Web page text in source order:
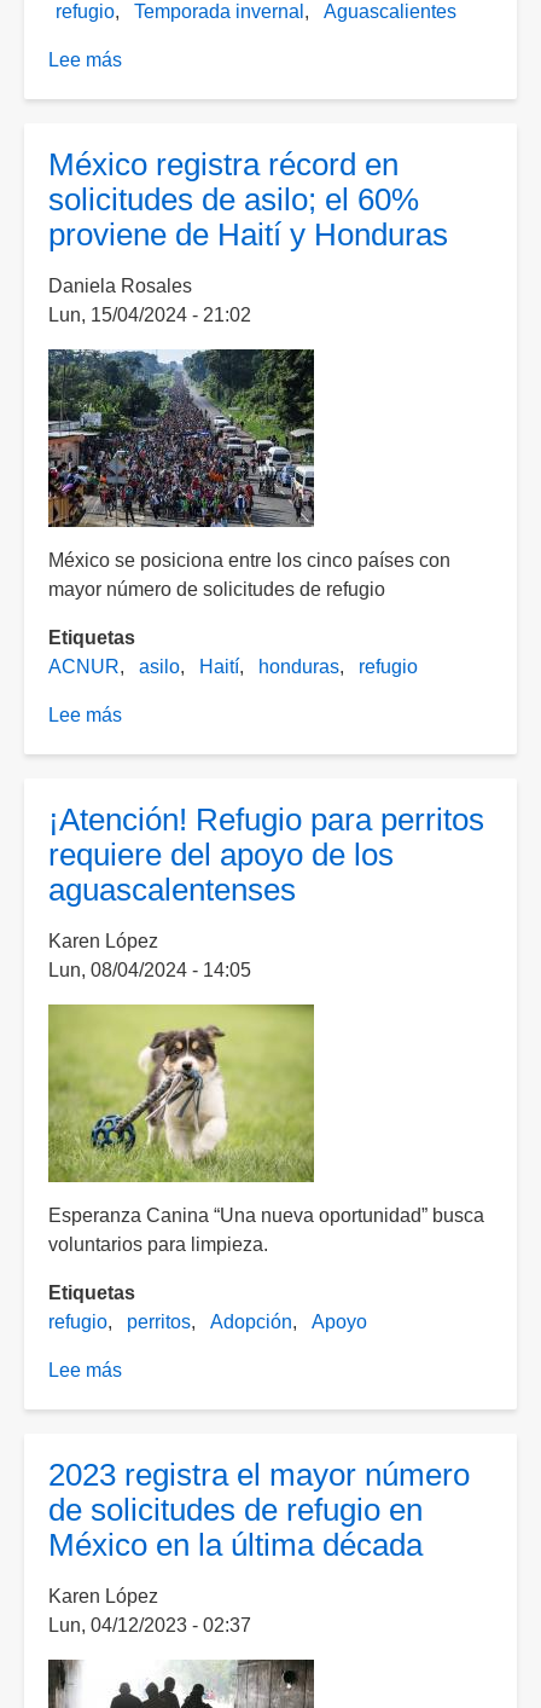
refugio
Temporada invernal Aguascalientes
Lee más
para
atención
durante
invernal
en
Aguascalientes
México registra récord en
solicitudes de asilo; el 60%
proviene de Haití y Honduras
Daniela Rosales
Lun, 15/04/2024 - 21:02
México se posiciona entre los cinco países con
mayor número de solicitudes de refugio
Etiquetas
ACNUR
asilo Haití honduras refugio
Lee más
récord
en
solicitudes
de
el
60%
proviene
Haití
y
Honduras
¡Atención! Refugio para perritos
requiere del apoyo de los
aguascalentenses
Karen López
Lun, 08/04/2024 - 14:05
Esperanza Canina “Una nueva oportunidad” busca
voluntarios para limpieza.
Etiquetas
refugio
perritos Adopción Apoyo
Lee más
perritos
requiere
del
de
los
aguascalentenses
2023 registra el mayor número
de solicitudes de refugio en
México en la última década
Karen López
Lun, 04/12/2023 - 02:37